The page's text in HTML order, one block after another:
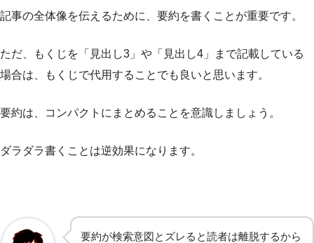
記事の全体像を伝えるために、要約を書くことが重要です。
ただ、もくじを「見出し3」や「見出し4」まで記載している
場合は、もくじで代用することでも良いと思います。
要約は、コンパクトにまとめることを意識しましょう。
ダラダラ書くことは逆効果になります。
要約が検索意図とズレると読者は離脱するから